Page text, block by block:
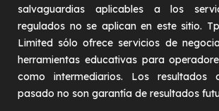
salvaguardias aplicables a los
regulados no se aplican en este sitio.
Limited sólo ofrece servicios de
herramientas educativas para
como intermediarios. Los resultados
pasado no son garantía de resultados